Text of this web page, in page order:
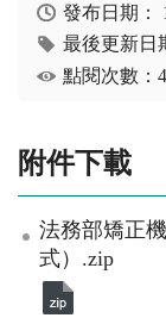
發布日期：
最後更新日
點閱次數：
附件下載
法務部矯正
式）.zip